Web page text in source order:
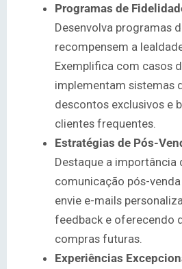
Programas de
Desenvolva programas
recompensem a
Exemplifica com casos
implementam sistemas
descontos exclusivos e
clientes frequentes.
Estratégias de Pós-
Destaque a importância
comunicação pós-
envie e-mails
feedback e oferecendo
compras futuras.
Experiências